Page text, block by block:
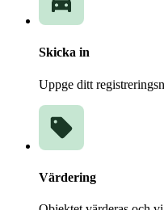
Skicka in
Uppge ditt
Värdering